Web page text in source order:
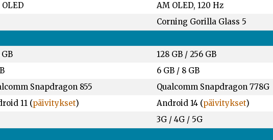
AM OLED, 120 Hz
Corning Gorilla Glass 5
GB 128 GB/ 256 GB
6 GB/ 8 GB
Snapdragon 855 Qualcomm Snapdragon 778G
11 (päivitykset) Android 14 (päivitykset)
3G / 4G / 5G